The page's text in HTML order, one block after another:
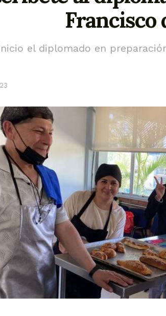
Francisco
el diplomado en